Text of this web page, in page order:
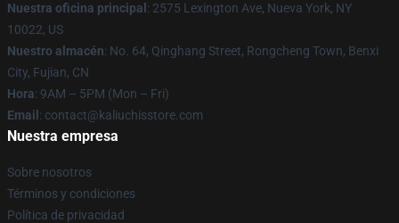
Nuestra oficina principal : 2575 Lexington Ave, Nueva York, NY
10022, US
Nuestro almacén: No. 64, Qinghang Street, Rongcheng Town, Benxi
City, Fujian, CN
Hora: 9AM – 5PM (Mon – Fri)
Email : contact@kaliuchisstore.com
Nuestra empresa
Sobre nosotros
Términos y condiciones
Política de privacidad